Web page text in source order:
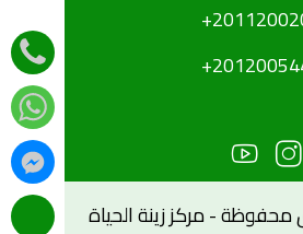
- مركز زينة الحياة